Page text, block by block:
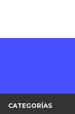
CATEGORÍAS